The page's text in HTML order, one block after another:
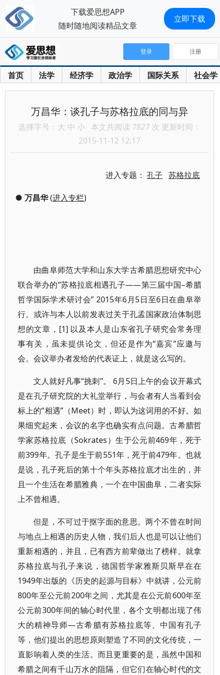
首页 法学 经济学 政治学 国际关系 社会学
登录 注册
万昌华：谈孔子与苏格拉底的同与异
选择字号： 大 中 小 本文共阅读 7827 次 更新时间：
2015-11-12 12:17
进入专题：孔子 苏格拉底
● 万昌华(进入专栏)
由曲阜师范大学和山东大学古希腊思想研究中心
联合举办的“苏格拉底相遇孔子——第三届中国–希腊
哲学国际学术研讨会” 2015年6月5日至6日在曲阜举
行。或许与本人以前发表过关于孔孟国家政治体制思
想的文章，[1] 以及本人是山东省孔子研究会常务理
事有关，虽未提供论文，但还是作为“嘉宾”应邀与
会。会议举办者发给的代表证上，就是这么写的。
文人就好凡事“挑刺”。 6月5日上午的会议开幕式
是在孔子研究院的大礼堂举行，与会者有人当看到会
标上的“相遇”（Meet）时，即认为这词用的不好。如
果细究起来，会议的名字也确实有点问题。古希腊哲
学家苏格拉底（Sokrates）生于公元前469年，死于
前399年。孔子是生于前551年，死于前479年。也就
是说，孔子死后的第十个年头苏格拉底才出生的，并
且一个生活在希腊雅典，一个在中国曲阜，二者实际
上不曾相遇。
但是，不可过于抠字面的意思。两个不曾在时间
与地点上相遇的历史人物，我们后人也是可以让他们
重新相遇的，并且，已有西方前辈做出了榜样。就拿
苏格拉底与孔子来说，德国哲学家雅斯贝斯早在在
1949年出版的《历史的起源与目标》中就讲，公元前
800年至公元前200年之间，尤其是在公元前600年至
公元前300年间的轴心时代里，各个文明都出现了伟
大的精神导师—古希腊有苏格拉底等、中国有孔子
等，他们提出的思想原则塑造了不同的文化传统，一
直影响着人类的生活。而且更重要的是，虽然中国和
希腊之间有千山万水的阻隔，但它们在轴心时代的文
下载爱思想APP
随时随地阅读精品文章
立即下载